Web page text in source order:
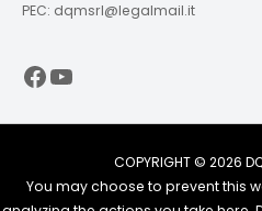
PEC: dqmsrl@legalmail.it
Facebook
YouTube
COPYRIGHT © 2026
You may choose to prevent this